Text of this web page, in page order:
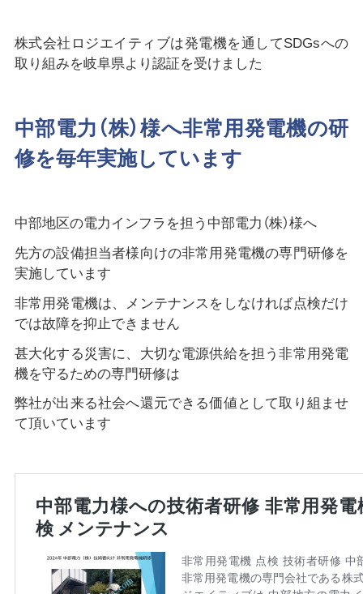
株式会社ロジエイティブは発電機を通してSDGsへの
取り組みを岐阜県より認証を受けました
中部電力（株）様へ非常用発電機の研
修を毎年実施しています
中部地区の電力インフラを担う中部電力（株）様へ
先方の設備担当者様向けの非常用発電機の専門研修を
実施しています
非常用発電機は、メンテナンスをしなければ点検だけ
では故障を抑止できません
甚大化する災害に、大切な電源供給を担う非常用発電
機を守るための専門研修は
弊社が出来る社会へ還元できる価値として取り組ませ
て頂いています